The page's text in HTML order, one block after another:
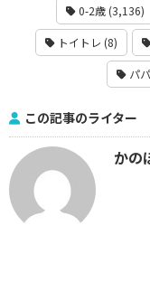
0-2歳 (3,136)
トイトレ (8)
パ
この記事のライター
かの